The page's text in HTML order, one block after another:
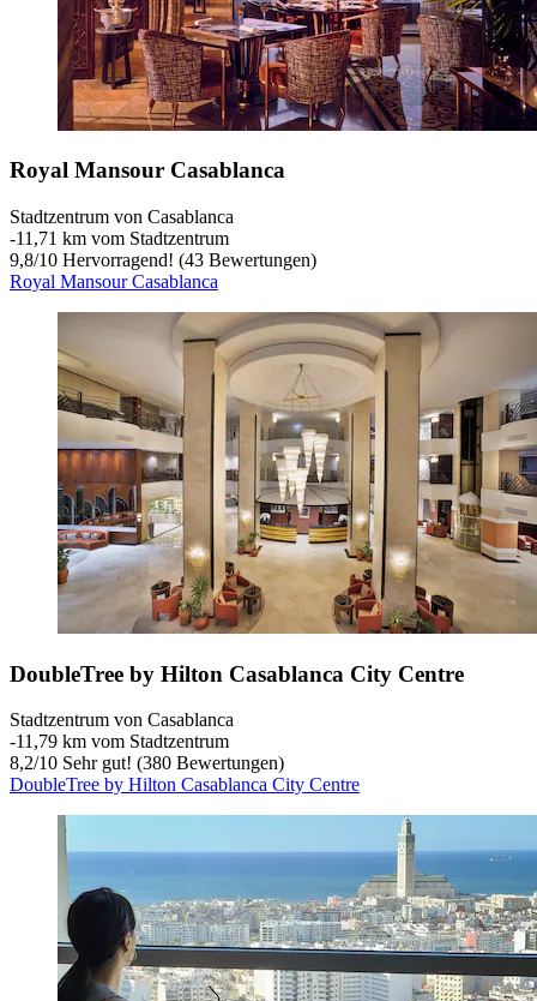
Royal Mansour Casablanca
Stadtzentrum von Casablanca
‐11,71 km vom Stadtzentrum
9,8/10 Hervorragend! (43 Bewertungen)
Royal Mansour Casablanca
DoubleTree by Hilton Casablanca City Centre
Stadtzentrum von Casablanca
‐11,79 km vom Stadtzentrum
8,2/10 Sehr gut! (380 Bewertungen)
DoubleTree by Hilton Casablanca City Centre